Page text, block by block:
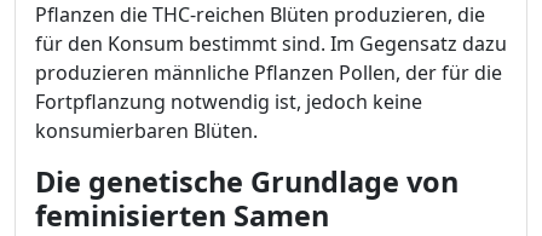
Pflanzen die THC-reichen Blüten produzieren, die
für den Konsum bestimmt sind. Im Gegensatz dazu
produzieren männliche Pflanzen Pollen, der für die
Fortpflanzung notwendig ist, jedoch keine
konsumierbaren Blüten.
Die genetische Grundlage von
feminisierten Samen